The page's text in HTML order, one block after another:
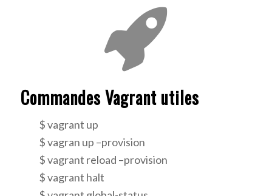
Commandes Vagrant utiles
$ vagrant up
$ vagran up –provision
$ vagrant reload –provision
$ vagrant halt